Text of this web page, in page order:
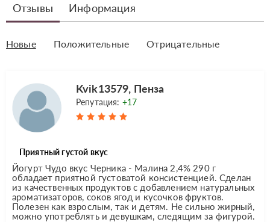
Отзывы Информация
Новые Положительные Отрицательные
Kvik13579, Пенза
Репутация: +17
Приятный густой вкус
Йогурт Чудо вкус Черника - Малина 2,4% 290 г
обладает приятной густоватой консистенцией. Сделан
из качественных продуктов с добавлением натуральных
ароматизаторов, соков ягод и кусочков фруктов.
Полезен как взрослым, так и детям. Не сильно жирный,
можно употреблять и девушкам, следящим за фигурой.